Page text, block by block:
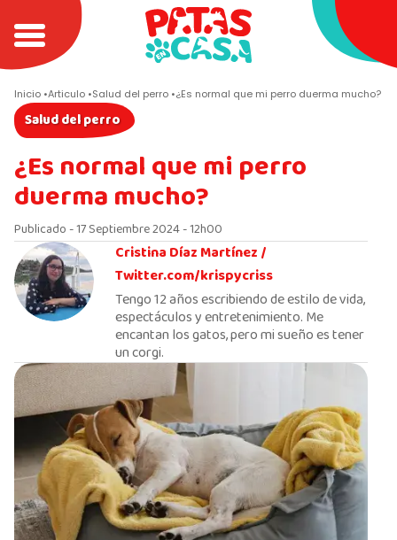
Inicio Articulo Salud del perro ¿Es normal que mi perro duerma mucho?
Salud del perro
¿Es normal que mi perro
duerma mucho?
Publicado - 17 Septiembre 2024 - 12h00
Cristina Díaz Martínez /
Twitter.com/krispycriss
Tengo 12 años escribiendo de estilo de vida,
espectáculos y entretenimiento. Me
encantan los gatos, pero mi sueño es tener
un corgi.